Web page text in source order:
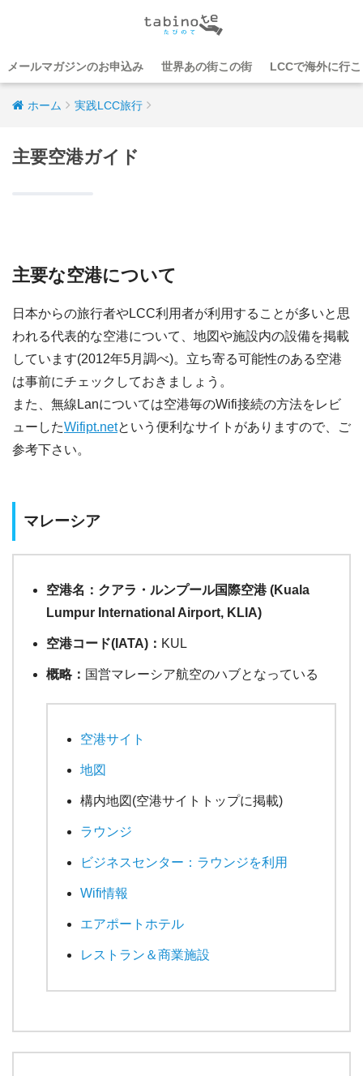
メールマガジンのお申込み 世界あの街この街 LCCで海外に行
ホーム 実践LCC旅行
主要空港ガイド
主要な空港について
日本からの旅行者やLCC利用者が利用することが多いと思
われる代表的な空港について、地図や施設内の設備を掲載
しています(2012年5月調べ)。立ち寄る可能性のある空港
は事前にチェックしておきましょう。
また、無線Lanについては空港毎のWifi接続の方法をレビ
ューしたWifipt.netという便利なサイトがありますので、ご
参考下さい。
マレーシア
空港名：クアラ・ルンプール国際空港 (Kuala
Lumpur International Airport, KLIA)
空港コード(IATA)： KUL
概略： 国営マレーシア航空のハブとなっている
空港サイト
地図
構内地図(空港サイトトップに掲載)
ラウンジ
ビジネスセンター：ラウンジを利用
Wifi情報
エアポートホテル
レストラン＆商業施設